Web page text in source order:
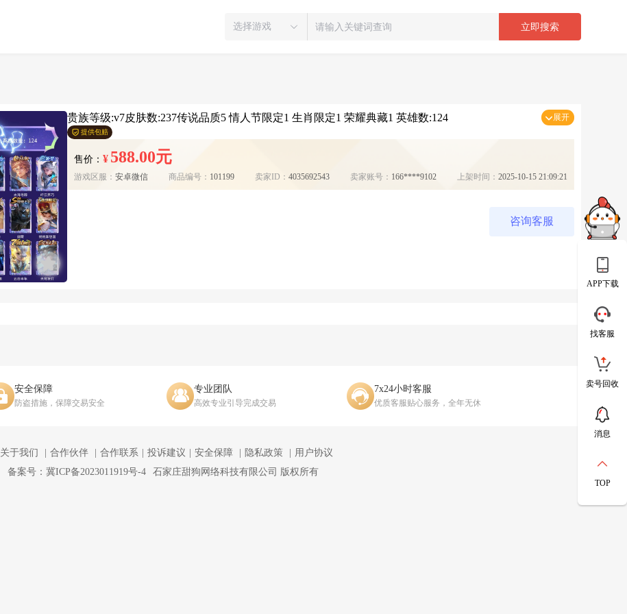
选择游戏 立即搜索
贵族等级:v7皮肤数:237传说品质5 情人节限定1 生肖限定1 荣耀典藏1 英雄数:124 展开
提供包赔
售价： ¥ 588.00元
游戏区服： 安卓微信 商品编号： 101199 卖家ID： 4035692543 卖家账号： 166****9102 上架时间： 2025-10-15 21:09:21
咨询客服
安全保障
防盗措施，保障交易安全
专业团队
高效专业引导完成交易
7x24小时客服
优质客服贴心服务，全年无休
关于我们 合作伙伴 合作联系 投诉建议 安全保障 隐私政策
用户协议
备案号：冀ICP备2023011919号-4
石家庄甜狗网络科技有限公司 版权所有
APP下载
找客服
卖号回收
消息
TOP